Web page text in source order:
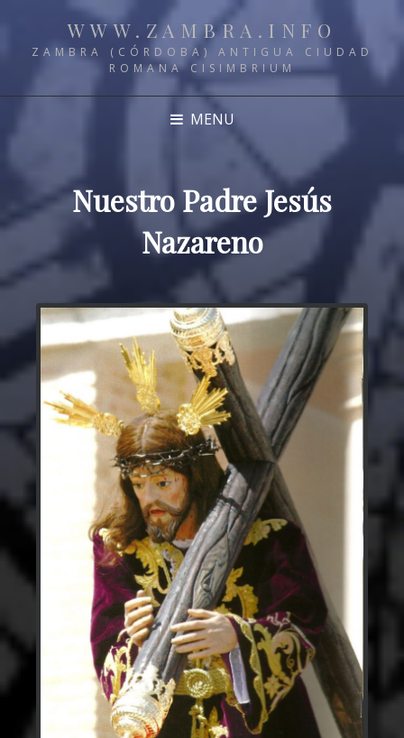
WWW.ZAMBRA.INFO
ZAMBRA (CÓRDOBA) ANTIGUA CIUDAD
ROMANA CISIMBRIUM
MENU
Nuestro Padre Jesús
Nazareno